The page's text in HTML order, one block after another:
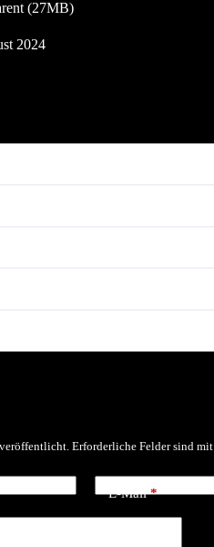
(27MB)
2024
Erforderliche Felder sind mit
E-Mail*